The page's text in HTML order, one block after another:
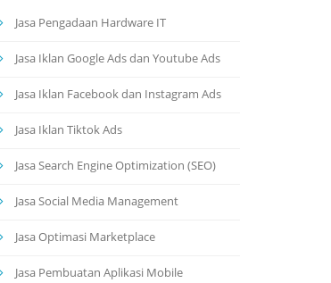
Jasa Pengadaan Hardware IT
Jasa Iklan Google Ads dan Youtube Ads
Jasa Iklan Facebook dan Instagram Ads
Jasa Iklan Tiktok Ads
Jasa Search Engine Optimization (SEO)
Jasa Social Media Management
Jasa Optimasi Marketplace
Jasa Pembuatan Aplikasi Mobile